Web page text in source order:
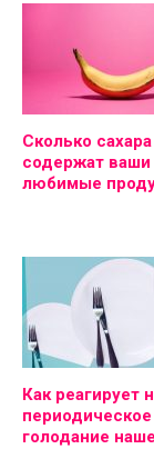
Сколько сахара
содержат ваши
любимые
Как реагирует
периодическое
голодание